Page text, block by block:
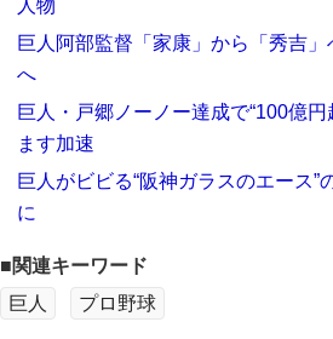
人物
巨人阿部監督「家康」から「秀吉
へ
巨人・戸郷ノーノー達成で“100億
ます加速
巨人がビビる“阪神ガラスのエース
に
■関連キーワード
巨人
プロ野球